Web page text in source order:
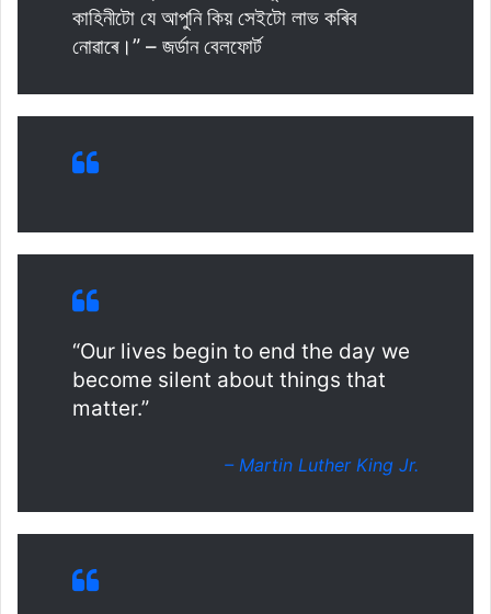
কাহিনীটো যে আপুনি কিয় সেইটো লাভ কৰিব
নোৱাৰে।” – জৰ্ডান বেলফোৰ্ট
“Our lives begin to end the day we
become silent about things that
matter.”
– Martin Luther King Jr.